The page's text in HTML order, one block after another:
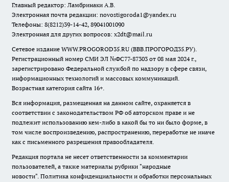
Главный редактор: Ламбринаки А.В.
Электронная почта редакции: novostigoroda1@yandex.ru
Телефоны: 8(8212)39-14-42, 89041001090
Электронная для других вопросов: x2dt@mail.ru
Сетевое издание WWW.PROGOROD35.RU (ВВВ.ПРОГОРОД35.РУ).
Регистрационный номер СМИ ЭЛ №ФС77-87303 от 08 мая 2024 г.,
зарегистрировано Федеральной службой по надзору в сфере связи,
информационных технологий и массовых коммуникаций.
Возрастная категория сайта 16+.
Вся информация, размещенная на данном сайте, охраняется в
соответствии с законодательством РФ об авторском праве и не
подлежит использованию кем-либо в какой бы то ни было форме, в
том числе воспроизведению, распространению, переработке не иначе
как с письменного разрешения правообладателя.
Редакция портала не несет ответственности за комментарии
пользователей, а также материалы рубрики "народные
новости". Политика конфиденциальности и обработки персональных